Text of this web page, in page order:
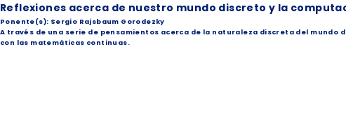
Reflexiones acerca de nuestro mundo discreto y la
Ponente(s): Sergio Rajsbaum Gorodezky
A través de una serie de pensamientos acerca de la naturaleza discreta del
con las matemáticas continuas.